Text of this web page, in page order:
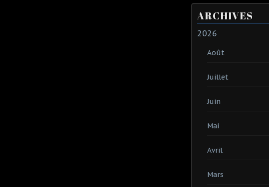
ARCHIVES
2026
Août
Juillet
Juin
Mai
Avril
Mars